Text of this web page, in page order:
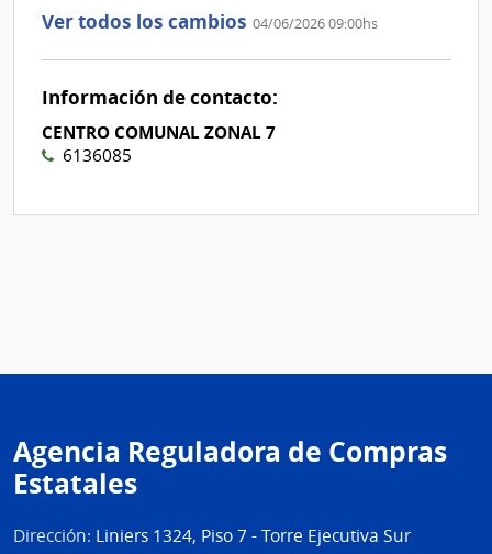
2
Ver todos los cambios 04/06/2026 09:00hs
Información de contacto:
CENTRO COMUNAL ZONAL 7
6136085
Agencia Reguladora de Compras
Estatales
Dirección: Liniers 1324, Piso 7 - Torre Ejecutiva Sur